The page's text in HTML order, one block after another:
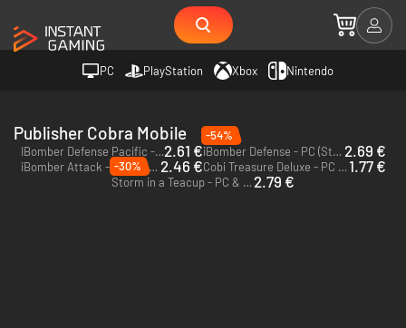
PC PlayStation Xbox Nintendo
Publisher Cobra Mobile
IBomber Defense Pacific - PC & Mac (Steam)2.61 €
-54%
iBomber Defense - PC (Steam) 2.69 €
iBomber Attack - PC & Mac (Steam) 2.46 € Cobi Treasure Deluxe - PC (Steam)1.77 €
-30%
Storm in a Teacup - PC & Mac (Steam) 2.79 €